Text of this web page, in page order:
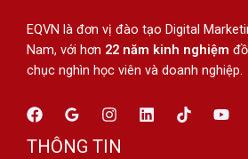
EQVN là đơn vị đào tạo Digital
Nam, với hơn 22 năm kinh nghiệm
chục nghìn học viên và doanh nghiệp.
THÔNG TIN